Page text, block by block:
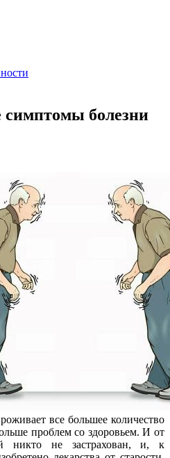
болезни
все большее количество
проблем со здоровьем. И от
никто не застрахован, и, к